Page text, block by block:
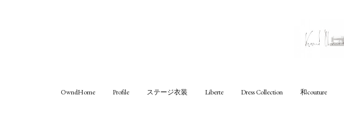
OwndHome Profile ステージ衣装 Liberte Dress Collection 和couture